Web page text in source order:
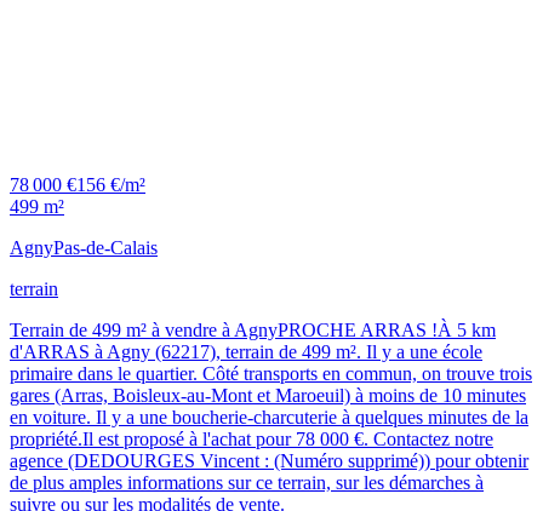
78 000 €156 €/m²
499 m²
AgnyPas-de-Calais
terrain
Terrain de 499 m² à vendre à AgnyPROCHE ARRAS !À 5 km
d'ARRAS à Agny (62217), terrain de 499 m². Il y a une école
primaire dans le quartier. Côté transports en commun, on trouve trois
gares (Arras, Boisleux-au-Mont et Maroeuil) à moins de 10 minutes
en voiture. Il y a une boucherie-charcuterie à quelques minutes de la
propriété.Il est proposé à l'achat pour 78 000 €. Contactez notre
agence (DEDOURGES Vincent : (Numéro supprimé)) pour obtenir
de plus amples informations sur ce terrain, sur les démarches à
suivre ou sur les modalités de vente.